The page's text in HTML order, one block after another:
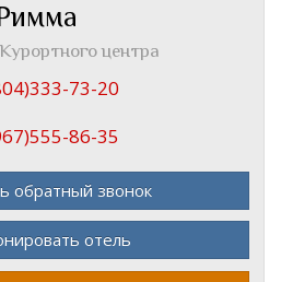
центра
73-20
86-35
обратный звонок
отель